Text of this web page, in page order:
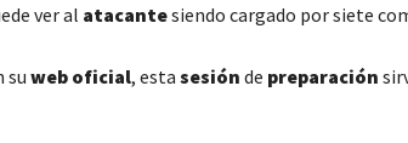
ver al atacantesiendo cargado por siete
su web oficial, esta sesión de preparación